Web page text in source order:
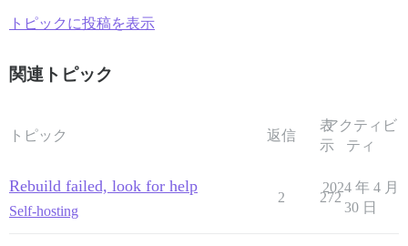
トピックに投稿を表示
関連トピック
トピック 返信
表
示
アクティビ
ティ
Rebuild failed, look for help
Self-hosting
2 272
2024 年 4 月
30 日